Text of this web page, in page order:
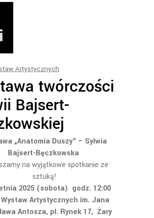
Artystycznych
twórczości
Bajsert-
„Anatomia Duszy” – Sylwia
Bajsert-Bęczkowska
na wyjątkowe spotkanie ze
sztuką!
2025 (sobota) godz. 12:00
Artystycznych im. Jana
Antosza, pl. Rynek 17, Żary